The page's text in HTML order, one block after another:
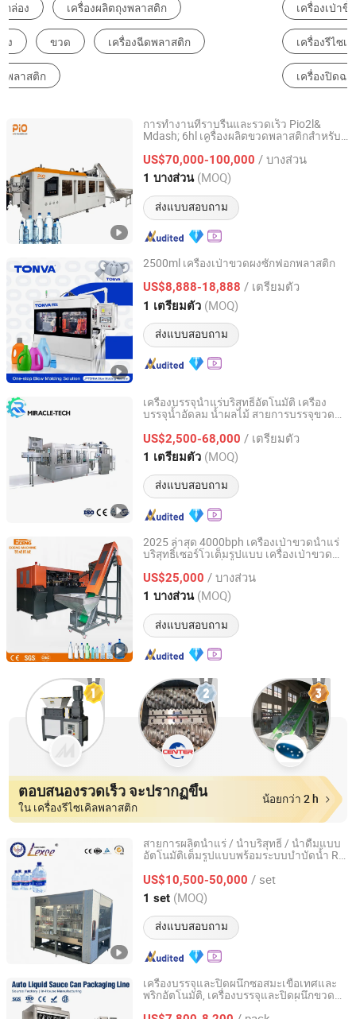
เครื่องเป่าขึ้นรูป เครื่องเป่าขวด เครื่องบรรจุ
เครื่องรีไซเคิลพลาสติก เครื่องบดพลาสติก
เครื่องปิดฉลาก
การทำงานที่ราบรื่นและรวดเร็ว Pio2l&
Mdash; 6hl เครื่องผลิตขวดพลาสติกสำหรับ
US$70,000-100,000 / บางส่วน
1 บางส่วน (MOQ)
ส่งแบบสอบถาม
Suzhou Pio-Engineer Machinery Co, . Ltd.
Jiangsu, China อัตราจาก 2025
2500ml เครื่องเป่าขวดผงซักฟอกพลาสติก
US$8,888-18,888 / เตรียมตัว
1 เตรียมตัว (MOQ)
ส่งแบบสอบถาม
ZHEJIANG TONVA PLASTICS MACHINE CO., LTD.
Zhejiang, China อัตราจาก 2013
เครื่องบรรจุน้ำแร่บริสุทธิ์อัตโนมัติ เครื่อง
บรรจุน้ำอัดลม น้ำผลไม้ สายการบรรจุขวด
US$2,500-68,000 / เตรียมตัว
1 เตรียมตัว (MOQ)
ส่งแบบสอบถาม
Zhangjiagang Miracle-Tech Machine Co., Ltd
Jiangsu, China อัตราจาก 2025
2025 ล่าสุด 4000bph เครื่องเป่าขวดน้ำแร่
บริสุทธิ์เซอร์โวเต็มรูปแบบ เครื่องเป่าขวด
การรับรอง CE
US$25,000 / บางส่วน
1 บางส่วน (MOQ)
ส่งแบบสอบถาม
Zhangjiagang Eceng Machinery Co., Ltd.
Jiangsu, China อัตราจาก 2008
ตอบสนองรวดเร็ว จะปรากฏขึ้น
ใน เครื่องรีไซเคิลพลาสติก
น้อยกว่า 2 h
สายการผลิตน้ำแร่ / น้ำบริสุทธิ์ / น้ำดื่มแบบ
อัตโนมัติเต็มรูปแบบพร้อมระบบบำบัดน้ำ RO
US$10,500-50,000 / set
1 set (MOQ)
ส่งแบบสอบถาม
Zhangjiagang Lexse Machinery Co., Ltd.
Jiangsu, China อัตราจาก 2024
เครื่องบรรจุและปิดผนึกซอสมะเขือเทศและ
พริกอัตโนมัติ, เครื่องบรรจุและปิดผนึกขวด
Guangdong Leva Packaging Equipment Co., Ltd.